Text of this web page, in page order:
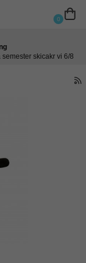
0
semester skicakr vi 6/8